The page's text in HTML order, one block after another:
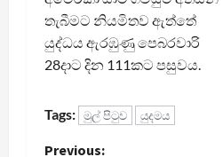
තැබීමට නියමිතව ඇත්තේ
යුද්ධය ඇරඹුණු පෙබරවාරි
28දාට දින 111කට පසුවය.
Tags: මුල් පිටුව යුදමය
Previous: